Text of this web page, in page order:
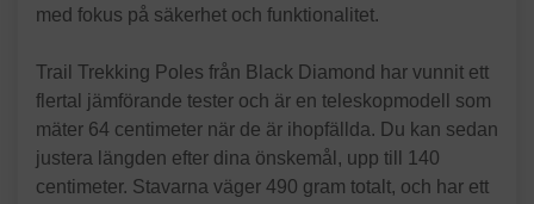
med fokus på säkerhet och funktionalitet.
Trail Trekking Poles från Black Diamond har vunnit ett
flertal jämförande tester och är en teleskopmodell som
mäter 64 centimeter när de är ihopfällda. Du kan sedan
justera längden efter dina önskemål, upp till 140
centimeter. Stavarna väger 490 gram totalt, och har ett